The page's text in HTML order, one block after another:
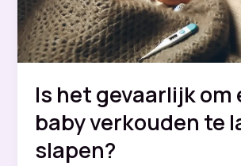
Is het gevaarlijk om
baby verkouden te
slapen?